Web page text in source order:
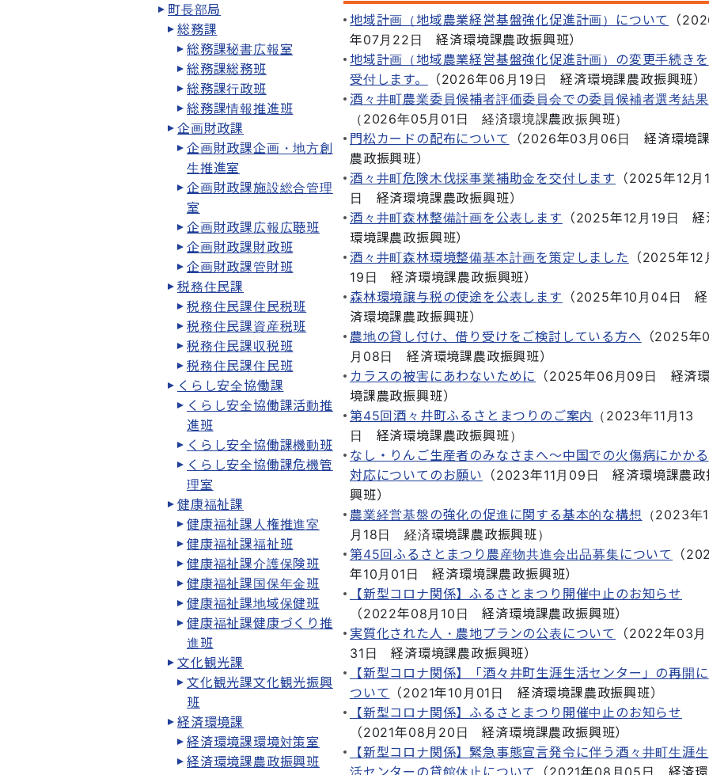
町長部局
総務課
総務課秘書広報室
総務課総務班
総務課行政班
総務課情報推進班
企画財政課
企画財政課企画・地方創
生推進室
企画財政課施設総合管理
室
企画財政課広報広聴班
企画財政課財政班
企画財政課管財班
税務住民課
税務住民課住民税班
税務住民課資産税班
税務住民課収税班
税務住民課住民班
くらし安全協働課
くらし安全協働課活動推
進班
くらし安全協働課機動班
くらし安全協働課危機管
理室
健康福祉課
健康福祉課人権推進室
健康福祉課福祉班
健康福祉課介護保険班
健康福祉課国保年金班
健康福祉課地域保健班
健康福祉課健康づくり推
進班
文化観光課
文化観光課文化観光振興
班
経済環境課
経済環境課環境対策室
経済環境課農政振興班
地域計画（地域農業経営基盤強化促進計画）について （
年07月22日
経済環境課農政振興班）
地域計画（地域農業経営基盤強化促進計画）の変更手続きを
受付します。
（2026年06月19日 経済環境課農政振興班）
酒々井町農業委員候補者評価委員会での委員候補者選考結果
（ 2026年05月01日 経済環境課農政振興班）
門松カードの配布について
（2026年03月06日
経済環境
農政振興班）
酒々井町危険木伐採事業補助金を交付します （2025年12月
日
経済環境課農政振興班）
酒々井町森林整備計画を公表します （2025年12月19日
経
環境課農政振興班）
酒々井町森林環境整備基本計画を策定しました （2025年12
19日
経済環境課農政振興班）
森林環境譲与税の使途を公表します （2025年10月04日
経
済環境課農政振興班）
農地の貸し付け、借り受けをご検討している方へ （2025年
月08日
経済環境課農政振興班）
カラスの被害にあわないために
（2025年06月09日
経済
境課農政振興班）
第45回酒々井町ふるさとまつりのご案内 （ 2023年11月13
日
経済環境課農政振興班）
なし・りんご生産者のみなさまへ～中国での火傷病にかかる
対応についてのお願い （2023年11月09日
経済環境課農政
興班）
農業経営基盤の強化の促進に関する基本的な構想 （2023年
月18日
経済環境課農政振興班）
第45回ふるさとまつり農産物共進会出品募集について
（
年10月01日
経済環境課農政振興班）
【新型コロナ関係】ふるさとまつり開催中止のお知らせ
（2022年08月10日 経済環境課農政振興班）
実質化された人・農地プランの公表について
（2022年03月
31日
経済環境課農政振興班）
【新型コロナ関係】「酒々井町生涯生活センター」の再開に
ついて
（2021年10月01日 経済環境課農政振興班）
【新型コロナ関係】ふるさとまつり開催中止のお知らせ
（2021年08月20日 経済環境課農政振興班）
【新型コロナ関係】緊急事態宣言発令に伴う酒々井町生涯生
活センターの貸館休止について
（2021年08月05日
経済環